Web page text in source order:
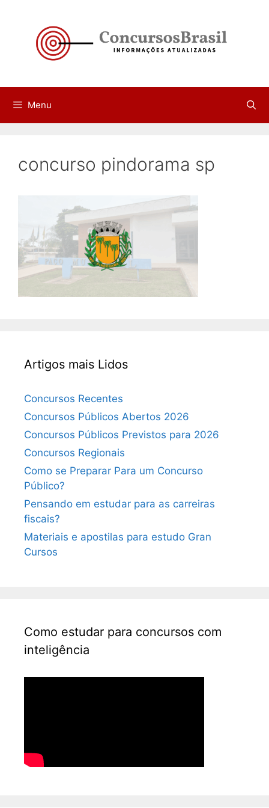
conteúdo
Menu
concurso pindorama sp
Artigos mais Lidos
Concursos Recentes
Concursos Públicos Abertos 2026
Concursos Públicos Previstos para 2026
Concursos Regionais
Como se Preparar Para um Concurso
Público?
Pensando em estudar para as carreiras
fiscais?
Materiais e apostilas para estudo Gran
Cursos
Como estudar para concursos com
inteligência